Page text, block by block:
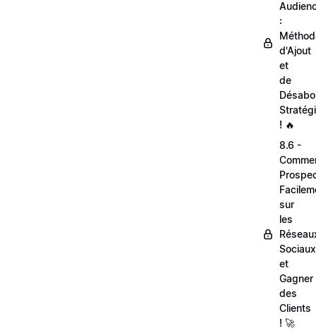
:
d'Ajout
et
de
! 🔥
8.6 -
sur
les
Sociaux
et
Gagner
des
Clients
! 🚀